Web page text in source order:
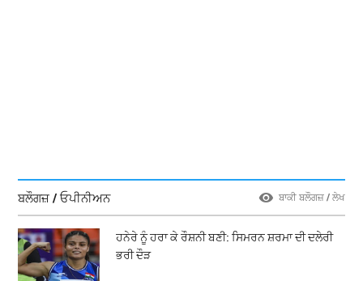
ਬਲੌਗਜ਼ / ਓਪੀਨੀਅਨ ਬਾਕੀ ਬਲੌਗਜ਼ / ਲੇਖ
ਹਨੇਰੇ ਨੂੰ ਹਰਾ ਕੇ ਰੌਸ਼ਨੀ ਬਣੀ: ਸਿਮਰਨ ਸ਼ਰਮਾ ਦੀ ਦਲੇਰੀ
ਭਰੀ ਦੌੜ